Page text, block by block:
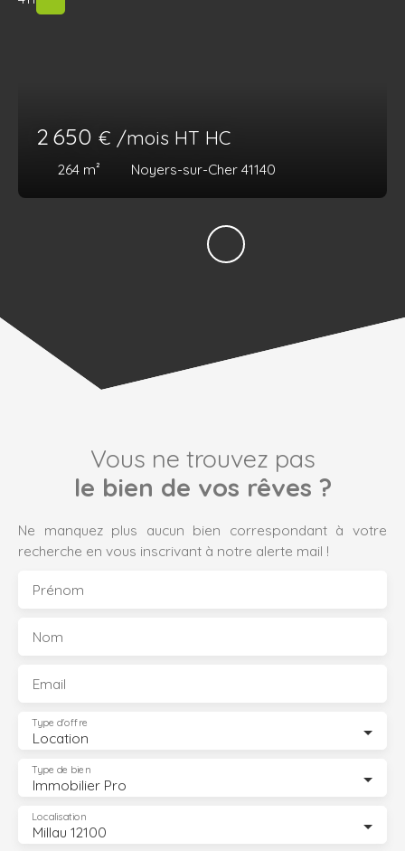
2 650 € /mois HT HC
264 m² Noyers-sur-Cher 41140
Vous ne trouvez pas
le bien de vos rêves ?
Ne manquez plus aucun bien correspondant à votre
recherche en vous inscrivant à notre alerte mail !
Prénom
Nom
Email
Location
Type d'offre
Immobilier Pro
Type de bien
Millau 12100
Localisation